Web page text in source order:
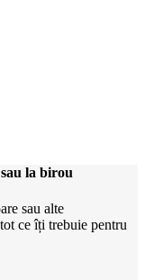
sau la birou
sau alte
ce îți trebuie pentru